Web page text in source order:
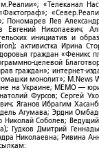
«Телеканал
Пономарев Лев
Евгений
инициатив и
активистка Ирина
граждан «Феникс
целевой
граждан»; интернет-
монолит»; M.News
на Украине; МЕМО —
Фурсов; Сергей
Яганов Ибрагим
Агумава; Эрдни
Соболев;
Дмитрий
Николаевна; Ривина